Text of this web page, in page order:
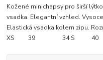
Kožené minichapsy pro širší
vsadka. Elegantní vzhled.
Elastická vsadka kolem
XS 39 34 S